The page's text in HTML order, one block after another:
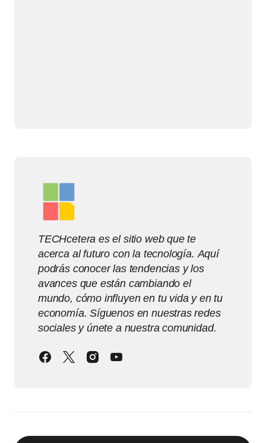
TECHcetera es el sitio web que te
acerca al futuro con la tecnología. Aquí
podrás conocer las tendencias y los
avances que están cambiando el
mundo, cómo influyen en tu vida y en tu
economía. Síguenos en nuestras redes
sociales y únete a nuestra comunidad.